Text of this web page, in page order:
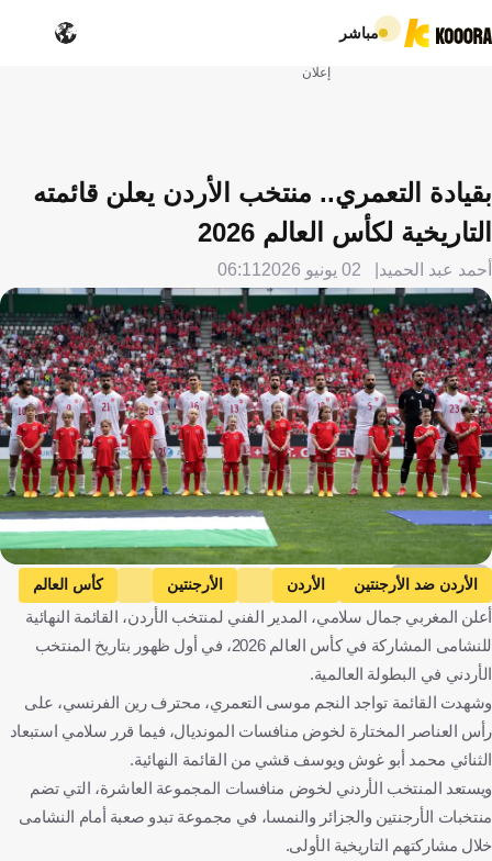
مباشر
إعلان
بقيادة التعمري.. منتخب الأردن يعلن قائمته
التاريخية لكأس العالم 2026
أحمد عبد الحميد 02 يونيو 2026 06:11
Getty Images
الأردن ضد الأرجنتين الأردن الأرجنتين
كأس العالم
كولومبيا ضد الأردن
كولومبيا
المباريات الودية
النمسا ضد الأردن
النمسا الأردن ضد الجزائر
الجزائر
موسى التعمري
الولايات المتحدة
كولومبيا النمسا الجزائر
المغرب
كرة قدم
أعلن المغربي جمال سلامي، المدير الفني لمنتخب الأردن، القائمة النهائية
للنشامى المشاركة في كأس العالم 2026، في أول ظهور بتاريخ المنتخب
الأردني في البطولة العالمية.
وشهدت القائمة تواجد النجم موسى التعمري، محترف رين الفرنسي، على
رأس العناصر المختارة لخوض منافسات المونديال، فيما قرر سلامي استبعاد
الثنائي محمد أبو غوش ويوسف قشي من القائمة النهائية.
ويستعد المنتخب الأردني لخوض منافسات المجموعة العاشرة، التي تضم
منتخبات الأرجنتين والجزائر والنمسا، في مجموعة تبدو صعبة أمام النشامى
خلال مشاركتهم التاريخية الأولى.